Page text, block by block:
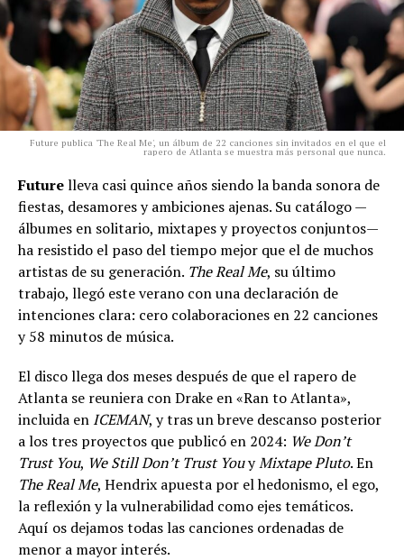
Future publica 'The Real Me', un álbum de 22 canciones sin invitados en el que el
rapero de Atlanta se muestra más personal que nunca.
Futurelleva casi quince años siendo la banda sonora de
fiestas, desamores y ambiciones ajenas. Su catálogo —
álbumes en solitario, mixtapes y proyectos conjuntos—
ha resistido el paso del tiempo mejor que el de muchos
artistas de su generación. The Real Me, su último
trabajo, llegó este verano con una declaración de
intenciones clara: cero colaboraciones en 22 canciones
y 58 minutos de música.
El disco llega dos meses después de que el rapero de
Atlanta se reuniera con Drake en «Ran to Atlanta»,
incluida en ICEMAN, y tras un breve descanso posterior
a los tres proyectos que publicó en 2024: We Don’t
Trust You, We Still Don’t Trust YouyMixtape Pluto. En
The Real Me, Hendrix apuesta por el hedonismo, el ego,
la reflexión y la vulnerabilidad como ejes temáticos.
Aquí os dejamos todas las canciones ordenadas de
menor a mayor interés.